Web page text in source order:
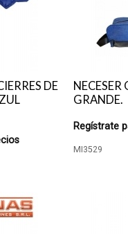
DE
GRANDE.
Regístrate
MI3529